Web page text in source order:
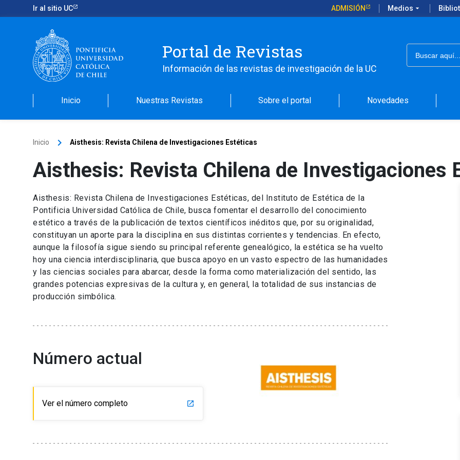
Ir al sitio UC ADMISIÓN Medios arrow_drop_down
Portal de Revistas
Información de las revistas de investigación de la UC
Buscar:
Inicio Nuestras Revistas Sobre el portal Novedades
Inicio keyboard_arrow_right Aisthesis: Revista Chilena de Investigaciones Estéticas
Aisthesis: Revista Chilena de Investigaciones
Aisthesis: Revista Chilena de Investigaciones Estéticas, del Instituto de Estética de la
Pontificia Universidad Católica de Chile, busca fomentar el desarrollo del conocimiento
estético a través de la publicación de textos científicos inéditos que, por su originalidad,
constituyan un aporte para la disciplina en sus distintas corrientes y tendencias. En efecto,
aunque la filosofía sigue siendo su principal referente genealógico, la estética se ha vuelto
hoy una ciencia interdisciplinaria, que busca apoyo en un vasto espectro de las humanidades
y las ciencias sociales para abarcar, desde la forma como materialización del sentido, las
grandes potencias expresivas de la cultura y, en general, la totalidad de sus instancias de
producción simbólica.
Número actual
Ver el número completo launch